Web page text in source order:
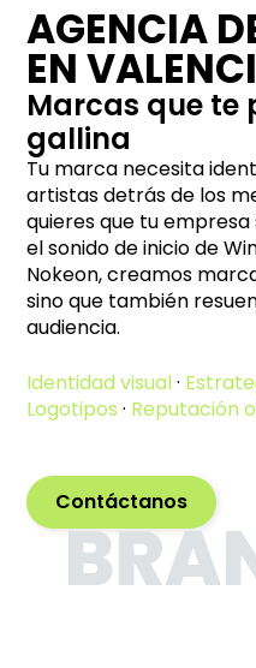
AGENCIA
EN
Marcas que te
gallina
Tu marca necesita
artistas detrás de los
quieres que tu
el sonido de inicio de
Nokeon, creamos
sino que también
audiencia.
Identidad visual·
Logotipos · Reputación
Contáctanos